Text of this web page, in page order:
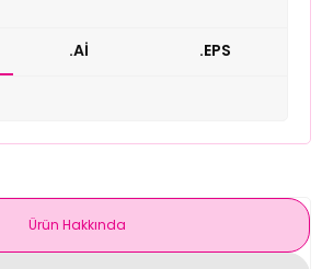
.Aİ .EPS
Ürün Hakkında